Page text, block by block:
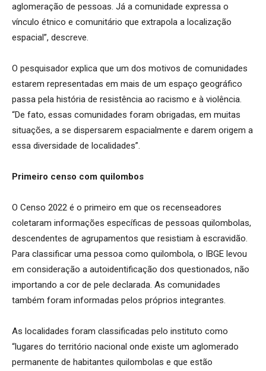
aglomeração de pessoas. Já a comunidade expressa o
vínculo étnico e comunitário que extrapola a localização
espacial”, descreve.
O pesquisador explica que um dos motivos de comunidades
estarem representadas em mais de um espaço geográfico
passa pela história de resistência ao racismo e à violência.
“De fato, essas comunidades foram obrigadas, em muitas
situações, a se dispersarem espacialmente e darem origem a
essa diversidade de localidades”.
Primeiro censo com quilombos
O Censo 2022 é o primeiro em que os recenseadores
coletaram informações específicas de pessoas quilombolas,
descendentes de agrupamentos que resistiam à escravidão.
Para classificar uma pessoa como quilombola, o IBGE levou
em consideração a autoidentificação dos questionados, não
importando a cor de pele declarada. As comunidades
também foram informadas pelos próprios integrantes.
As localidades foram classificadas pelo instituto como
“lugares do território nacional onde existe um aglomerado
permanente de habitantes quilombolas e que estão